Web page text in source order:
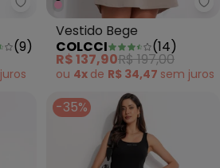
Colcci Jeans - Vestido
(9)
juros
Vestido Bege
COLCCI
(14)
R$ 137,90R$ 197,00
ou 4x de R$ 34,47 sem juros
-35%